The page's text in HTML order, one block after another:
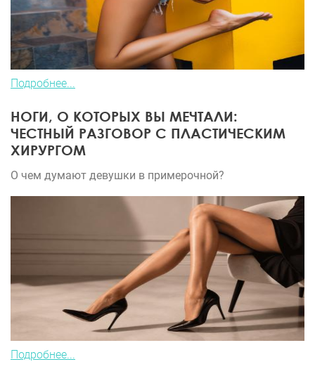
Подробнее...
НОГИ, О КОТОРЫХ ВЫ МЕЧТАЛИ:
ЧЕСТНЫЙ РАЗГОВОР С ПЛАСТИЧЕСКИМ
ХИРУРГОМ
О чем думают девушки в примерочной?
Подробнее...